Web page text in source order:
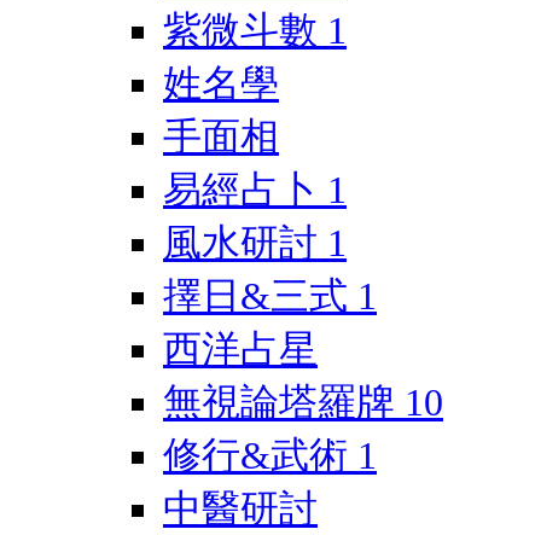
紫微斗數 1
姓名學
手面相
易經占卜 1
風水研討 1
擇日&三式 1
西洋占星
無視論塔羅牌 10
修行&武術 1
中醫研討